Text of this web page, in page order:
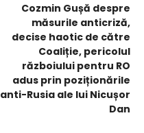
Cozmin Gușă despre
măsurile anticriză,
decise haotic de către
Coaliție, pericolul
războiului pentru RO
adus prin poziționările
anti-Rusia ale lui Nicușor
Dan